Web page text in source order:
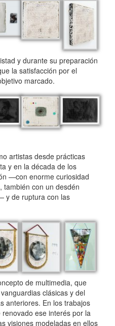
y durante su preparación
la satisfacción por el
marcado.
artistas desde prácticas
y en la década de los
—con enorme curiosidad
también con un desdén
y de ruptura con las
de multimedia, que
clásicas y del
anteriores. En los trabajos
ese interés por la
visiones modeladas en ellos